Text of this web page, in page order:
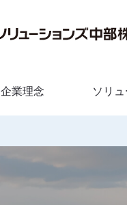
企業理念 ソリ